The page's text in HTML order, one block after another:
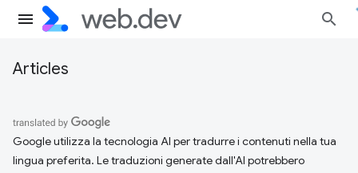
Articles
Google utilizza la tecnologia AI per tradurre i contenuti nella tua
lingua preferita. Le traduzioni generate dall'AI potrebbero